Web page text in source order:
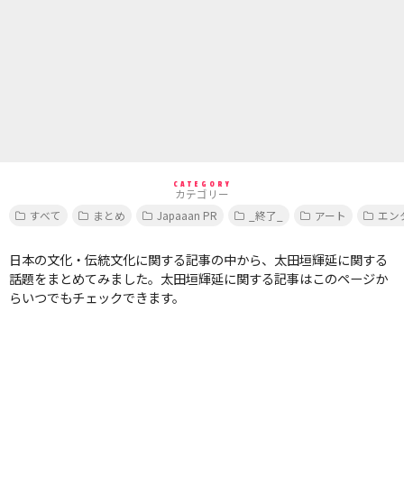
CATEGORY
カテゴリー
すべて
まとめ Japaaan PR _終了_ アート エン
日本の文化・伝統文化に関する記事の中から、太田垣輝延に関する
話題をまとめてみました。太田垣輝延に関する記事はこのページか
らいつでもチェックできます。